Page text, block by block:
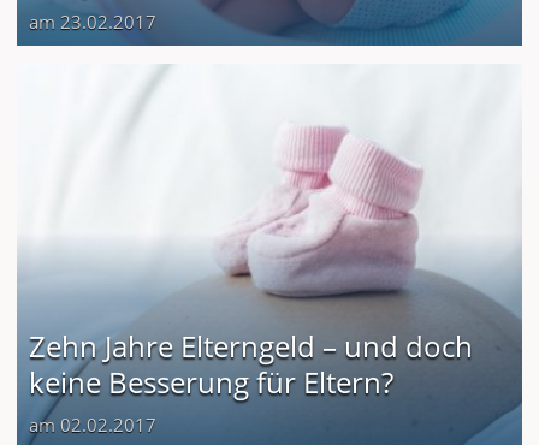
am 23.02.2017
Zehn Jahre Elterngeld – und doch
keine Besserung für Eltern?
am 02.02.2017